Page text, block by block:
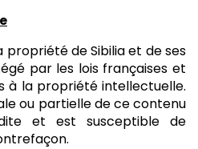
propriété de Sibilia et de ses
par les lois françaises et
à la propriété intellectuelle.
ou partielle de ce contenu
et est susceptible de